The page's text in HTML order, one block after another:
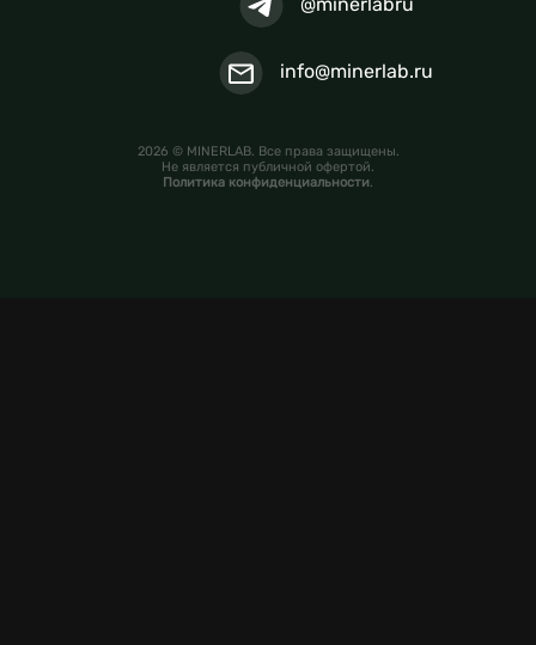
info@minerlab.ru
2026 © MINERLAB. Все права защищены.
Не является публичной офертой.
Политика конфиденциальности.